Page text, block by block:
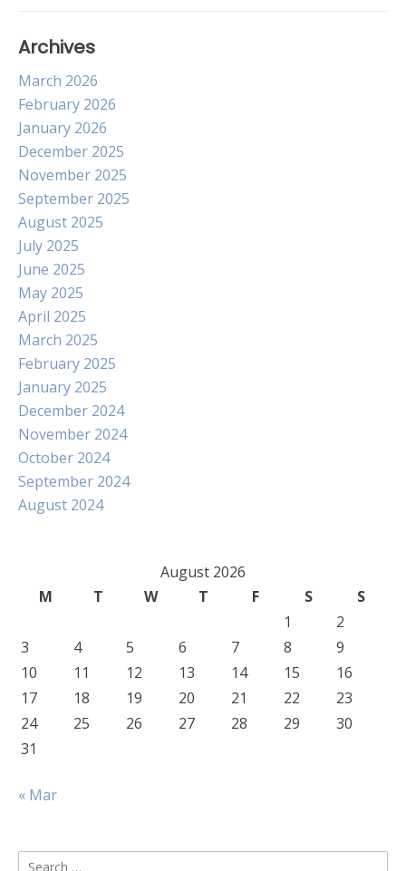
Archives
March 2026
February 2026
January 2026
December 2025
November 2025
September 2025
August 2025
July 2025
June 2025
May 2025
April 2025
March 2025
February 2025
January 2025
December 2024
November 2024
October 2024
September 2024
August 2024
August 2026
M
T W T F S
S
1
2
3
4 5 6 7 8
9
10
11 12 13 14 15
16
17
18 19 20 21 22
23
24
25 26 27 28 29
30
31
« Mar
Search